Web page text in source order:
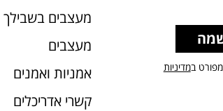
במדיניות
מעצבים בשבילך
מעצבים
אמניות ואמנים
קשרי אדריכלים